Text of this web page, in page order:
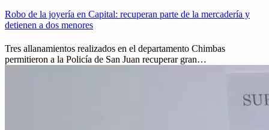
Robo de la joyería en Capital: recuperan parte de la mercadería y
detienen a dos menores
Tres allanamientos realizados en el departamento Chimbas
permitieron a la Policía de San Juan recuperar gran…